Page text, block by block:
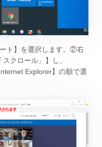
ト】を選択します。②右
クロール」】し、
Explorer】の順で選